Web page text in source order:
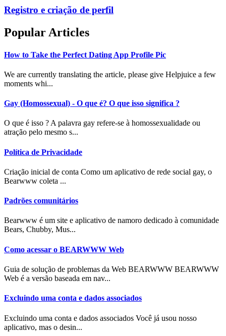
Registro e criação de perfil
Popular Articles
How to Take the Perfect Dating App Profile Pic
We are currently translating the article, please give Helpjuice a few
moments whi...
Gay (Homossexual) - O que é? O que isso significa ?
O que é isso ? A palavra gay refere-se à homossexualidade ou
atração pelo mesmo s...
Política de Privacidade
Criação inicial de conta Como um aplicativo de rede social gay, o
Bearwww coleta ...
Padrões comunitários
Bearwww é um site e aplicativo de namoro dedicado à comunidade
Bears, Chubby, Mus...
Como acessar o BEARWWW Web
Guia de solução de problemas da Web BEARWWW BEARWWW
Web é a versão baseada em nav...
Excluindo uma conta e dados associados
Excluindo uma conta e dados associados Você já usou nosso
aplicativo, mas o desin...